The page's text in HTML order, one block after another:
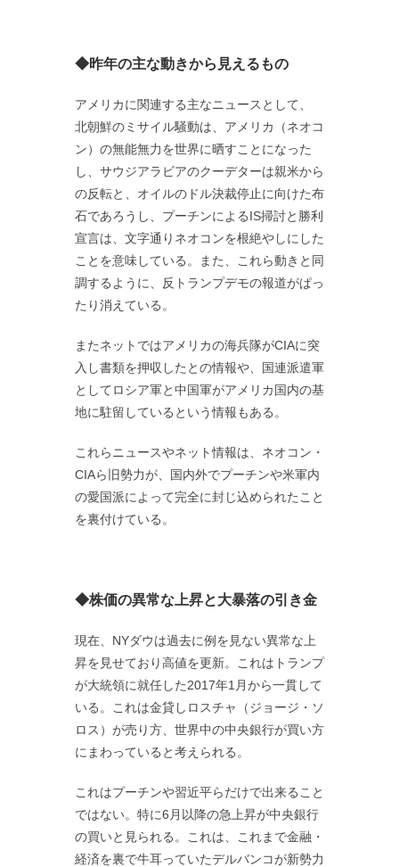
◆昨年の主な動きから見えるもの
アメリカに関連する主なニュースとして、
北朝鮮のミサイル騒動は、アメリカ（ネオコ
ン）の無能無力を世界に晒すことになった
し、サウジアラビアのクーデターは親米から
の反転と、オイルのドル決裁停止に向けた布
石であろうし、プーチンによるIS掃討と勝利
宣言は、文字通りネオコンを根絶やしにした
ことを意味している。また、これら動きと同
調するように、反トランプデモの報道がぱっ
たり消えている。
またネットではアメリカの海兵隊がCIAに突
入し書類を押収したとの情報や、国連派遣軍
としてロシア軍と中国軍がアメリカ国内の基
地に駐留しているという情報もある。
これらニュースやネット情報は、ネオコン・
CIAら旧勢力が、国内外でプーチンや米軍内
の愛国派によって完全に封じ込められたこと
を裏付けている。
◆株価の異常な上昇と大暴落の引き金
現在、NYダウは過去に例を見ない異常な上
昇を見せており高値を更新。これはトランプ
が大統領に就任した2017年1月から一貫して
いる。これは金貸しロスチャ（ジョージ・ソ
ロス）が売り方、世界中の中央銀行が買い方
にまわっていると考えられる。
これはプーチンや習近平らだけで出来ること
ではない。特に6月以降の急上昇が中央銀行
の買いと見られる。これは、これまで金融・
経済を裏で牛耳っていたデルバンコが新勢力